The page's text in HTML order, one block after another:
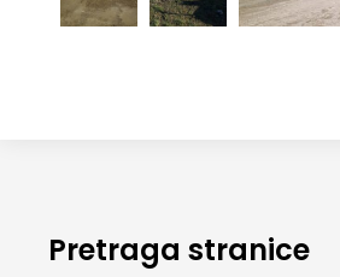
Pretraga stranice